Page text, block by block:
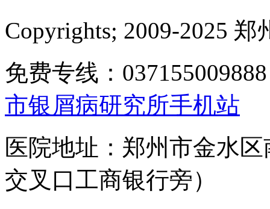
Copyrights; 2009-2025
免费专线：
市银屑病研究所手机站
医院地址：郑州市金水
交叉口工商银行旁）